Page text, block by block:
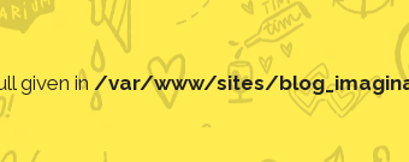
given in /var/www/sites/